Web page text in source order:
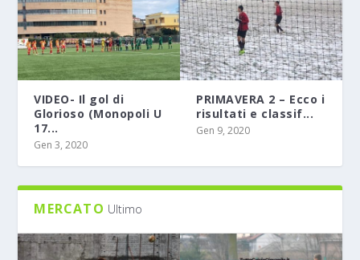
VIDEO- Il gol di
Glorioso (Monopoli U
17...
Gen 3, 2020
PRIMAVERA 2 – Ecco i
risultati e classif...
Gen 9, 2020
MERCATO Ultimo